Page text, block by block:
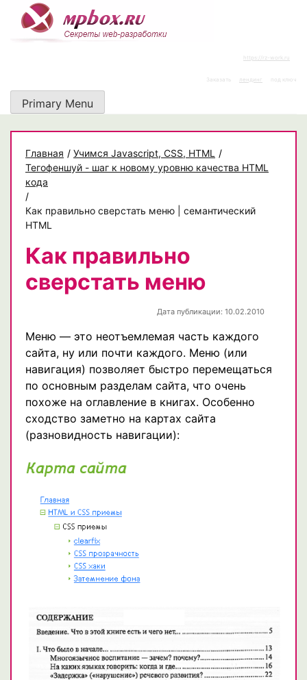
content
https://rz-work.ru
Заказать лендинг под ключ
Primary Menu
Главная / Учимся Javascript, CSS, HTML
/
Тегофеншуй - шаг к новому уровню качества HTML
кода
/
Как правильно сверстать меню | семантический
HTML
Как правильно
сверстать меню
Дата публикации: 10.02.2010
Меню — это неотъемлемая часть каждого
сайта, ну или почти каждого. Меню (или
навигация) позволяет быстро перемещаться
по основным разделам сайта, что очень
похоже на оглавление в книгах. Особенно
сходство заметно на картах сайта
(разновидность навигации):